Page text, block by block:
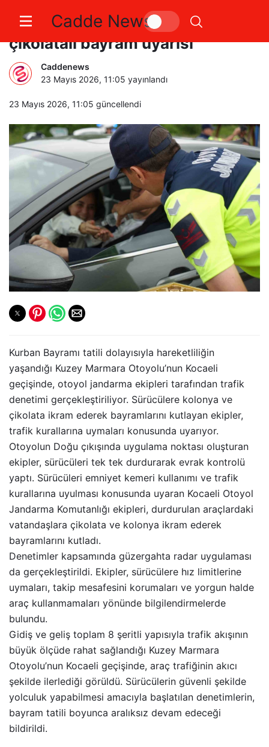
Cadde News
Kuzey Marmara’da sürücülere
çikolatalı bayram uyarısı
Caddenews
23 Mayıs 2026, 11:05 yayınlandı
23 Mayıs 2026, 11:05 güncellendi
Kurban Bayramı tatili dolayısıyla hareketliliğin
yaşandığı Kuzey Marmara Otoyolu’nun Kocaeli
geçişinde, otoyol jandarma ekipleri tarafından trafik
denetimi gerçekleştiriliyor. Sürücülere kolonya ve
çikolata ikram ederek bayramlarını kutlayan ekipler,
trafik kurallarına uymaları konusunda uyarıyor.
Otoyolun Doğu çıkışında uygulama noktası oluşturan
ekipler, sürücüleri tek tek durdurarak evrak kontrolü
yaptı. Sürücüleri emniyet kemeri kullanımı ve trafik
kurallarına uyulması konusunda uyaran Kocaeli Otoyol
Jandarma Komutanlığı ekipleri, durdurulan araçlardaki
vatandaşlara çikolata ve kolonya ikram ederek
bayramlarını kutladı.
Denetimler kapsamında güzergahta radar uygulaması
da gerçekleştirildi. Ekipler, sürücülere hız limitlerine
uymaları, takip mesafesini korumaları ve yorgun halde
araç kullanmamaları yönünde bilgilendirmelerde
bulundu.
Gidiş ve geliş toplam 8 şeritli yapısıyla trafik akışının
büyük ölçüde rahat sağlandığı Kuzey Marmara
Otoyolu’nun Kocaeli geçişinde, araç trafiğinin akıcı
şekilde ilerlediği görüldü. Sürücülerin güvenli şekilde
yolculuk yapabilmesi amacıyla başlatılan denetimlerin,
bayram tatili boyunca aralıksız devam edeceği
bildirildi.